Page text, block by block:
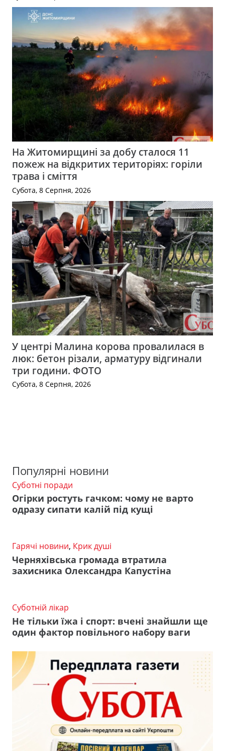
На Житомирщині за добу сталося 11
пожеж на відкритих територіях: горіли
трава і сміття
Субота, 8 Серпня, 2026
У центрі Малина корова провалилася в
люк: бетон різали, арматуру відгинали
три години. ФОТО
Субота, 8 Серпня, 2026
Популярні новини
Суботні поради
Огірки ростуть гачком: чому не варто
одразу сипати калій під кущі
Гарячі новини, Крик душі
Черняхівська громада втратила
захисника Олександра Капустіна
Суботній лікар
Не тільки їжа і спорт: вчені знайшли ще
один фактор повільного набору ваги